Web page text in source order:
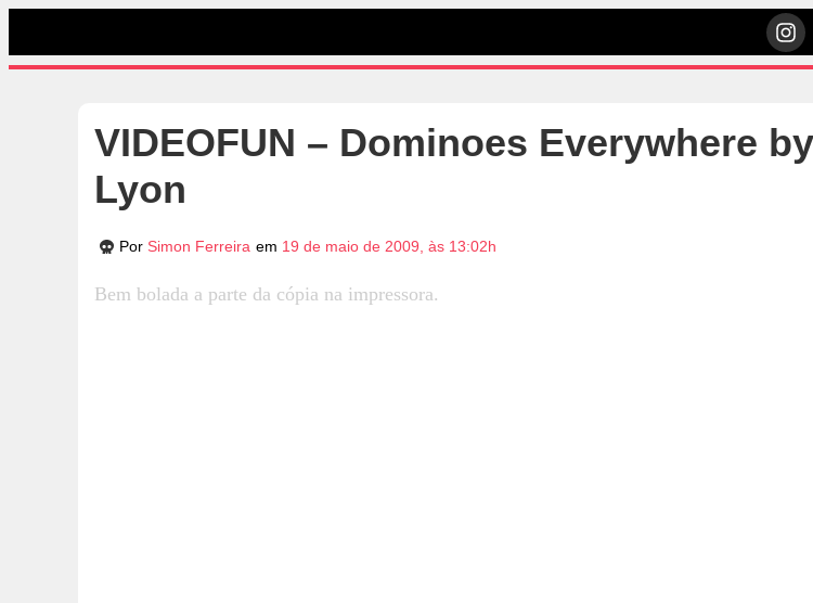
VIDEOFUN – Dominoes Everywhere
Lyon
Por Simon Ferreira em 19 de maio de 2009, às 13:02h
Bem bolada a parte da cópia na impressora.